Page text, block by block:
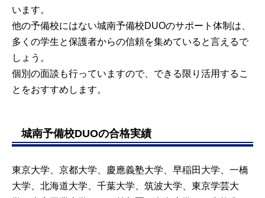
います。
他の予備校にはない城南予備校DUOのサポート体制は、
多くの学生と保護者からの信頼を集めていると言えるで
しょう。
個別の面談も行っていますので、できる限り活用するこ
とをおすすめします。
城南予備校DUOの合格実績
東京大学、京都大学、慶應義塾大学、早稲田大学、一橋
大学、北海道大学、千葉大学、筑波大学、東京学芸大